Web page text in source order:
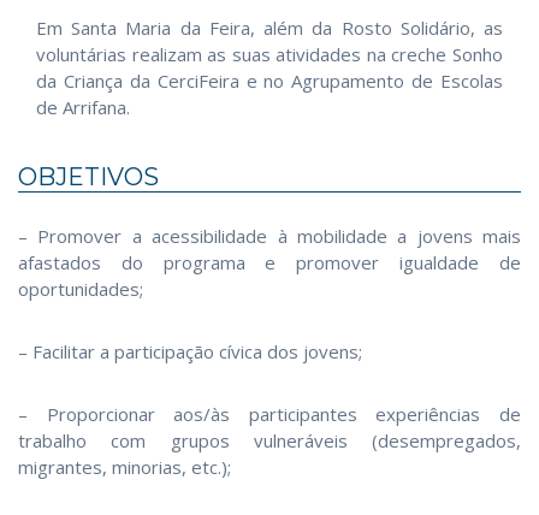
Em Santa Maria da Feira, além da Rosto Solidário, as
voluntárias realizam as suas atividades na creche Sonho
da Criança da CerciFeira e no Agrupamento de Escolas
de Arrifana.
OBJETIVOS
– Promover a acessibilidade à mobilidade a jovens mais
afastados do programa e promover igualdade de
oportunidades;
– Facilitar a participação cívica dos jovens;
– Proporcionar aos/às participantes experiências de
trabalho com grupos vulneráveis (desempregados,
migrantes, minorias, etc.);